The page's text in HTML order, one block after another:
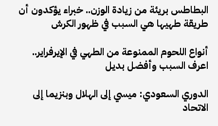
البطاطس بريئة من زيادة الوزن.. خبراء يؤكدون أن
طريقة طهيها هي السبب في ظهور الكرش
أنواع اللحوم الممنوعة من الطهي في الإيرفراير..
اعرف السبب وأفضل بديل
الدوري السعودي: ميسي إلى الهلال وبنزيما إلى
الاتحاد